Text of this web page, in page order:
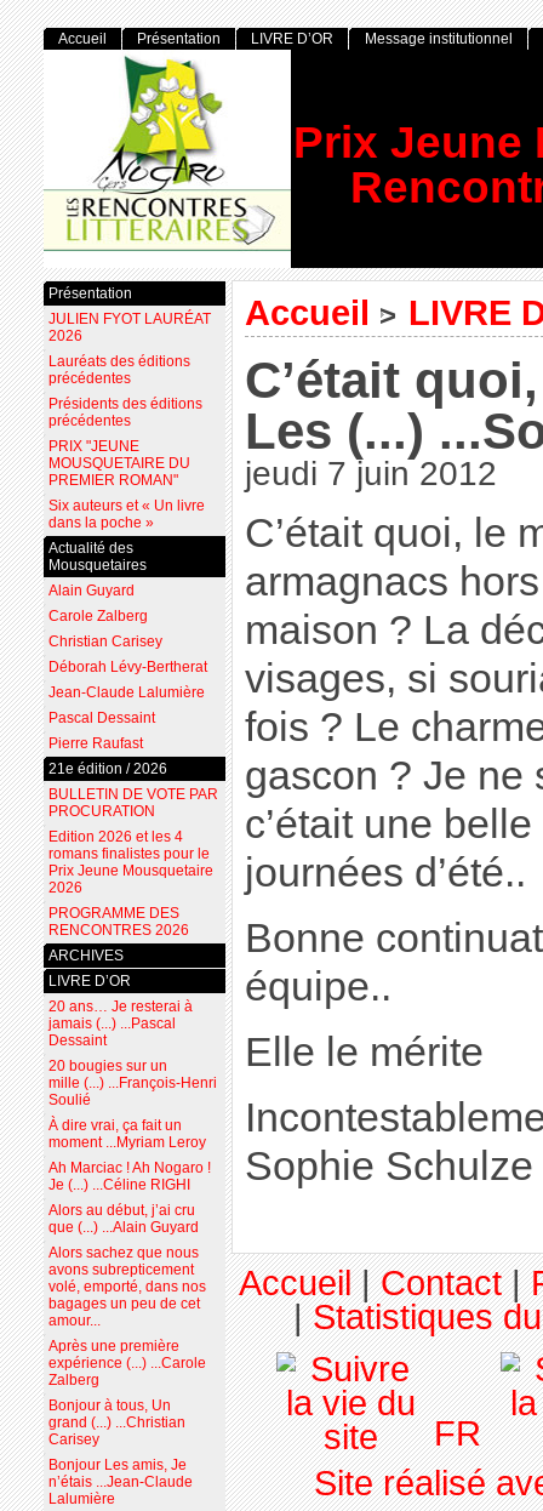
Prix Jeune
Accueil > LIVRE
C’était
Les (...)
jeudi 7 juin 2012
C’était quoi, le
armagnacs
maison ? La
visages, si
fois ? Le
gascon ? Je ne
c’était une
journées d’été..
Bonne
équipe..
Elle le mérite
Sophie Schulze
Accueil Présentation LIVRE D’OR Message institutionnel
Présentation
JULIEN FYOT LAURÉAT
2026
Lauréats des éditions
précédentes
Présidents des éditions
précédentes
PRIX "JEUNE
MOUSQUETAIRE DU
PREMIER ROMAN"
Six auteurs et « Un livre
dans la poche »
Actualité des
Mousquetaires
Alain Guyard
Carole Zalberg
Christian Carisey
Déborah Lévy-Bertherat
Jean-Claude Lalumière
Pascal Dessaint
Pierre Raufast
21e édition / 2026
BULLETIN DE VOTE PAR
PROCURATION
Edition 2026 et les 4
romans finalistes pour le
Prix Jeune Mousquetaire
2026
PROGRAMME DES
RENCONTRES 2026
ARCHIVES
LIVRE D’OR
20 ans… Je resterai à
jamais (...) ...Pascal
Dessaint
20 bougies sur un
mille (...) ...François-Henri
Soulié
À dire vrai, ça fait un
moment ...Myriam Leroy
Ah Marciac ! Ah Nogaro !
Je (...) ...Céline RIGHI
Alors au début, j’ai cru
que (...) ...Alain Guyard
Alors sachez que nous
avons subrepticement
volé, emporté, dans nos
bagages un peu de cet
amour...
Après une première
expérience (...) ...Carole
Zalberg
Bonjour à tous, Un
grand (...) ...Christian
Carisey
Bonjour Les amis, Je
n’étais ...Jean-Claude
Lalumière
Accueil|Contact|
|Statistiques
FR
Site réalisé